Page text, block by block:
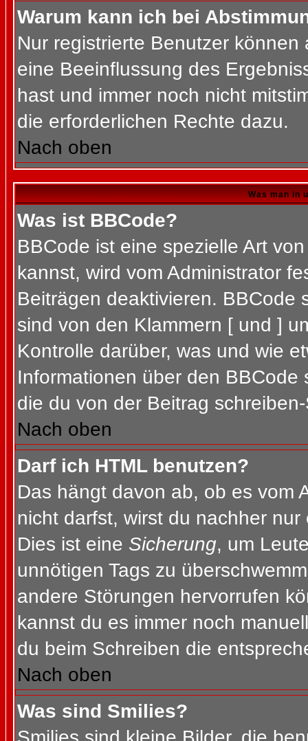
Warum kann ich bei
Nur registrierte Benutzer
eine Beeinflussung des
hast und immer noch nicht
die erforderlichen Rechte dazu.
Nach oben
Was man in
Was ist BBCode?
BBCode ist eine spezielle Art
kannst, wird vom Administrator
Beiträgen deaktivieren. BBCode
sind von den Klammern [ und ]
Kontrolle darüber, was und wie
Informationen über den
die du von der Beitrag
Nach oben
Darf ich HTML benutzen?
Das hängt davon ab, ob es vom
nicht darfst, wirst du nachher
Dies ist eine Sicherung, um
unnötigen Tags zu
andere Störungen hervorrufen
kannst du es immer noch
du beim Schreiben die
Nach oben
Was sind Smilies?